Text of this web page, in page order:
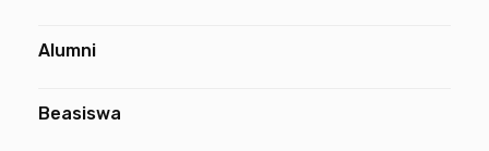
Alumni
Beasiswa